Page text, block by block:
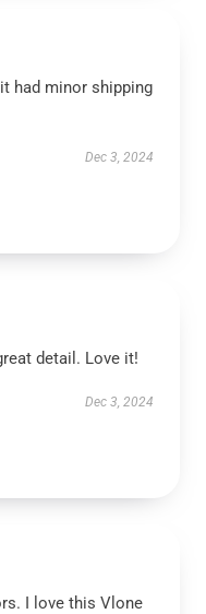
had minor shipping
Dec 3, 2024
detail. Love it!
Dec 3, 2024
I love this Vlone